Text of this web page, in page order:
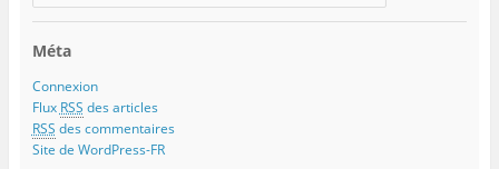
Méta
Connexion
Flux RSS des articles
RSS des commentaires
Site de WordPress-FR